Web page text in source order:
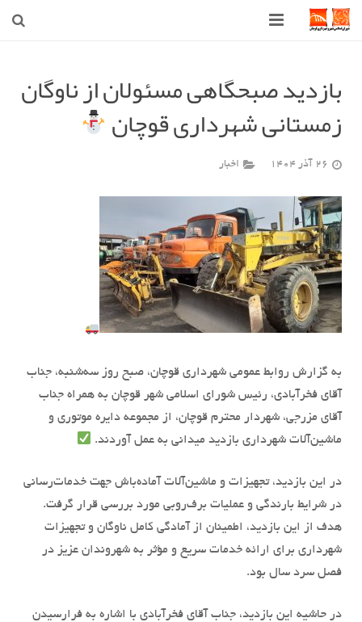
شهرداری
شورای اسلامی شهر قوچان
اخبار روز
قوچان
ارتباط با ما
بازدید صبحگاهی مسئولان از ناوگان
زمستانی شهرداری قوچان
26 آذر 1404 اخبار
به گزارش روابط عمومی شهرداری قوچان، صبح روز سه‌شنبه، جناب
آقای فخرآبادی، رئیس شورای اسلامی شهر قوچان به همراه جناب
آقای مزرجی، شهردار محترم قوچان، از مجموعه دایره موتوری و
ماشین‌آلات شهرداری بازدید میدانی به عمل آوردند.
در این بازدید، تجهیزات و ماشین‌آلات آماده‌باش جهت خدمات‌رسانی
در شرایط بارندگی و عملیات برف‌روبی مورد بررسی قرار گرفت.
هدف از این بازدید، اطمینان از آمادگی کامل ناوگان و تجهیزات
شهرداری برای ارائه خدمات سریع و مؤثر به شهروندان عزیز در
فصل سرد سال بود.
در حاشیه این بازدید، جناب آقای فخرآبادی با اشاره به فرارسیدن